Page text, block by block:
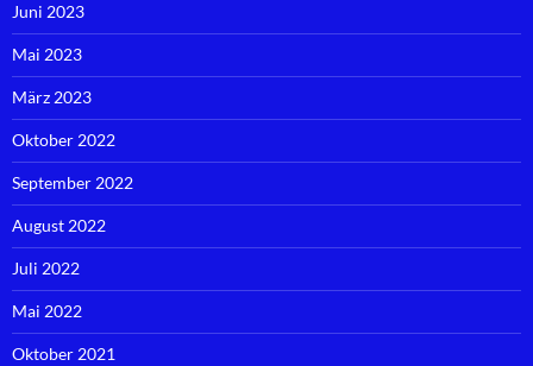
Juni 2023
Mai 2023
März 2023
Oktober 2022
September 2022
August 2022
Juli 2022
Mai 2022
Oktober 2021